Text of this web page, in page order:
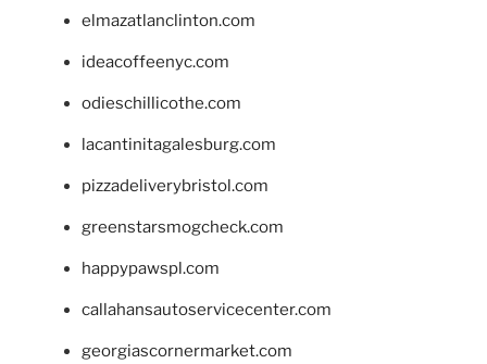
elmazatlanclinton.com
ideacoffeenyc.com
odieschillicothe.com
lacantinitagalesburg.com
pizzadeliverybristol.com
greenstarsmogcheck.com
happypawspl.com
callahansautoservicecenter.com
georgiascornermarket.com